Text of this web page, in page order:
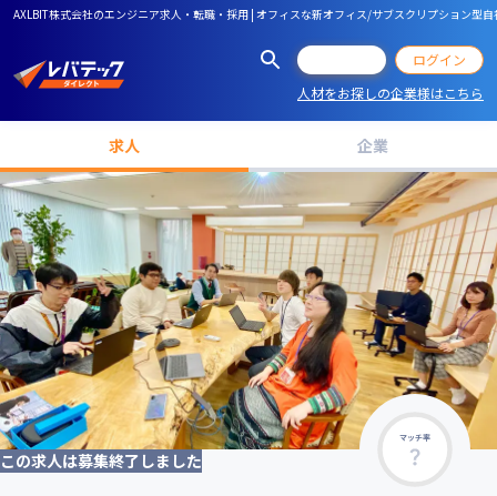
AXLBIT株式会社のエンジニア求人・転職・採用 | オフィスな新オフィス/サブスクリプション型
ログイン
人材をお探しの企業様はこちら
求人 企業
マッチ率
この求人は募集終了しました